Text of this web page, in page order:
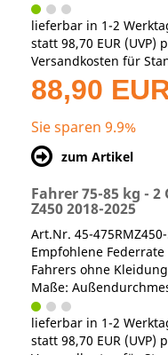
lieferbar in 1-2
statt 98,70 EUR (UVP)
Versandkosten für
88,90
Sie sparen 9.9%
zum Artikel
Fahrer 75-85 kg - 2
Z450 2018-2025
Art.Nr. 45-
Empfohlene
Fahrers ohne
Maße:
lieferbar in 1-2
statt 98,70 EUR (UVP)